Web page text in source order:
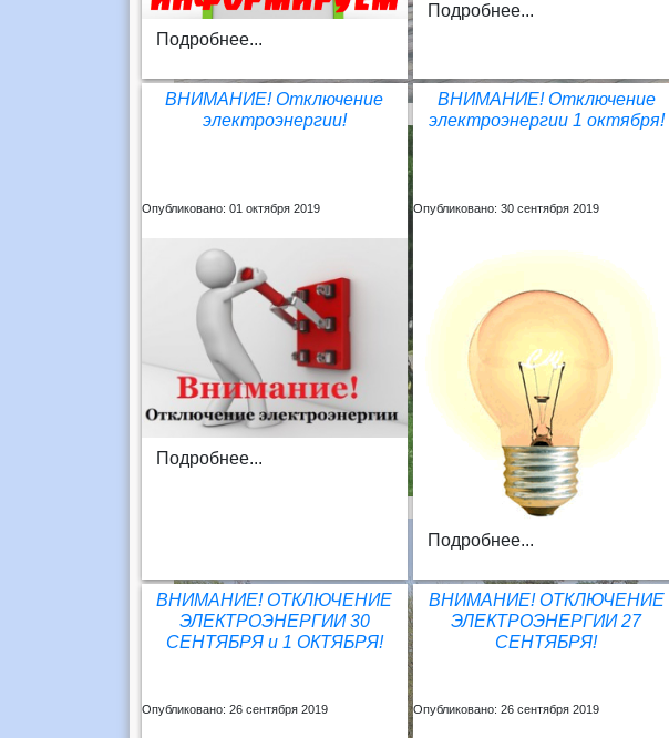
Подробнее...
Подробнее...
ВНИМАНИЕ! Отключение
электроэнергии!
Опубликовано: 01 октября 2019
Подробнее...
ВНИМАНИЕ! Отключение
электроэнергии 1 октября!
Опубликовано: 30 сентября 2019
Подробнее...
ВНИМАНИЕ! ОТКЛЮЧЕНИЕ
ЭЛЕКТРОЭНЕРГИИ 30
СЕНТЯБРЯ и 1 ОКТЯБРЯ!
Опубликовано: 26 сентября 2019
ВНИМАНИЕ! ОТКЛЮЧЕНИЕ
ЭЛЕКТРОЭНЕРГИИ 27
СЕНТЯБРЯ!
Опубликовано: 26 сентября 2019